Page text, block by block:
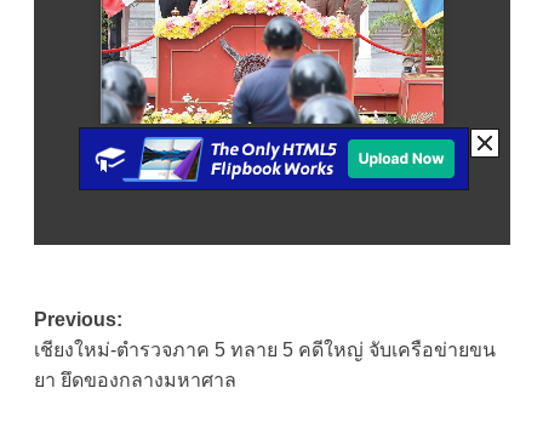
Post
navigation
Previous:
เชียงใหม่-ตำรวจภาค 5 ทลาย 5 คดีใหญ่ จับเครือข่ายขน
ยา ยึดของกลางมหาศาล